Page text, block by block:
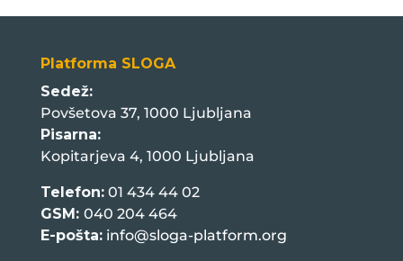
Platforma SLOGA
Sedež:
Povšetova 37, 1000 Ljubljana
Pisarna:
Kopitarjeva 4, 1000 Ljubljana
Telefon:01 434 44 02
GSM: 040 204 464
E-pošta: info@sloga-platform.org